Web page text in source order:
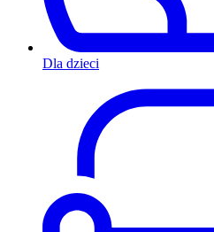
Dla dzieci